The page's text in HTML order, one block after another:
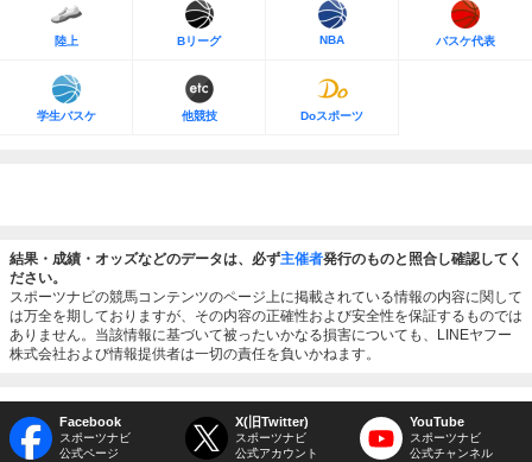
陸上 Bリーグ NBA バスケ代表
学生バスケ 他競技 Doスポーツ
結果・成績・オッズなどのデータは、必ず主催者発行のものと照合し確認してく
ださい。
スポーツナビの競馬コンテンツのページ上に掲載されている情報の内容に関して
は万全を期しておりますが、その内容の正確性および安全性を保証するものでは
ありません。当該情報に基づいて被ったいかなる損害についても、LINEヤフー
株式会社および情報提供者は一切の責任を負いかねます。
Facebook
スポーツナビ
公式ページ
X(旧Twitter)
スポーツナビ
公式アカウント
YouTube
スポーツナビ
公式チャンネル